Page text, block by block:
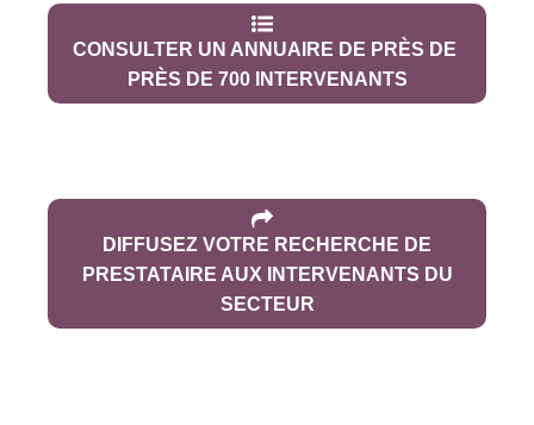
CONSULTER UN ANNUAIRE DE PRÈS DE
PRÈS DE 700 INTERVENANTS
DIFFUSEZ VOTRE RECHERCHE DE
PRESTATAIRE AUX INTERVENANTS DU
SECTEUR